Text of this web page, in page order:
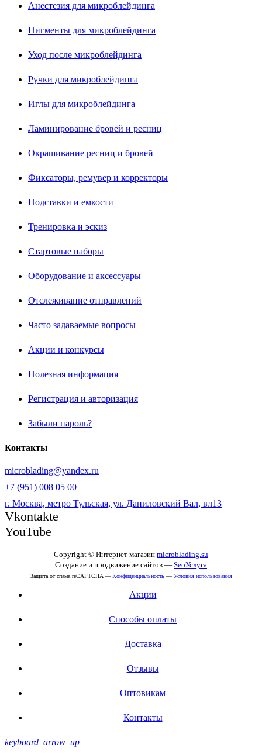
Анестезия для микроблейдинга
Пигменты для микроблейдинга
Уход после микроблейдинга
Ручки для микроблейдинга
Иглы для микроблейдинга
Ламинирование бровей и ресниц
Окрашивание ресниц и бровей
Фиксаторы, ремувер и корректоры
Подставки и емкости
Тренировка и эскиз
Стартовые наборы
Оборудование и аксессуары
Отслеживание отправлений
Часто задаваемые вопросы
Акции и конкурсы
Полезная информация
Регистрация и авторизация
Забыли пароль?
Контакты
microblading@yandex.ru
+7 (951) 008 05 00
г. Москва, метро Тульская, ул. Даниловский Вал, вл13
Vkontakte
YouTube
Copyright © Интернет магазин microblading.su
Создание и продвижение сайтов — SeoУслуга
Защита от спама reCAPTCHA — Конфиденциальность— Условия использования
Акции
Способы оплаты
Доставка
Отзывы
Оптовикам
Контакты
keyboard_arrow_up